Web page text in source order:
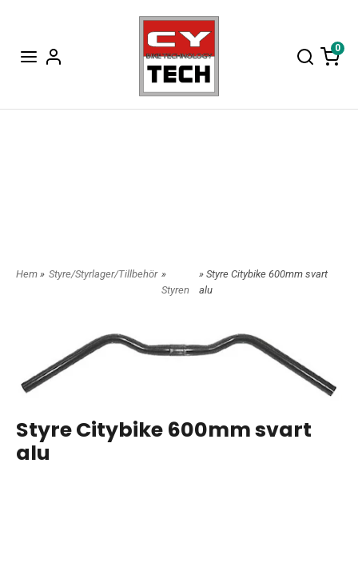
0
Hem » Styre/Styrlager/Tillbehör »
Styren
» Styre Citybike 600mm svart
alu
Styre Citybike 600mm svart
alu